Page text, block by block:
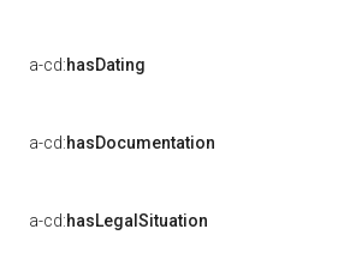
a-cd:hasDating
a-cd:hasDocumentation
a-cd:hasLegalSituation